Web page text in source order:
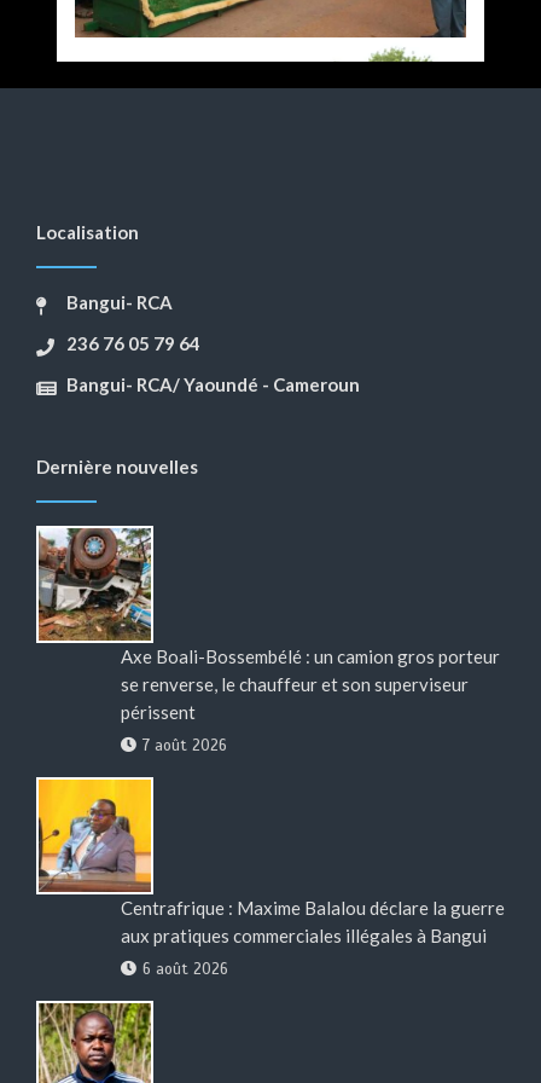
Localisation
Bangui- RCA
236 76 05 79 64
Bangui- RCA/ Yaoundé - Cameroun
Dernière nouvelles
Axe Boali-Bossembélé : un camion gros porteur
se renverse, le chauffeur et son superviseur
périssent
7 août 2026
Centrafrique : Maxime Balalou déclare la guerre
aux pratiques commerciales illégales à Bangui
6 août 2026